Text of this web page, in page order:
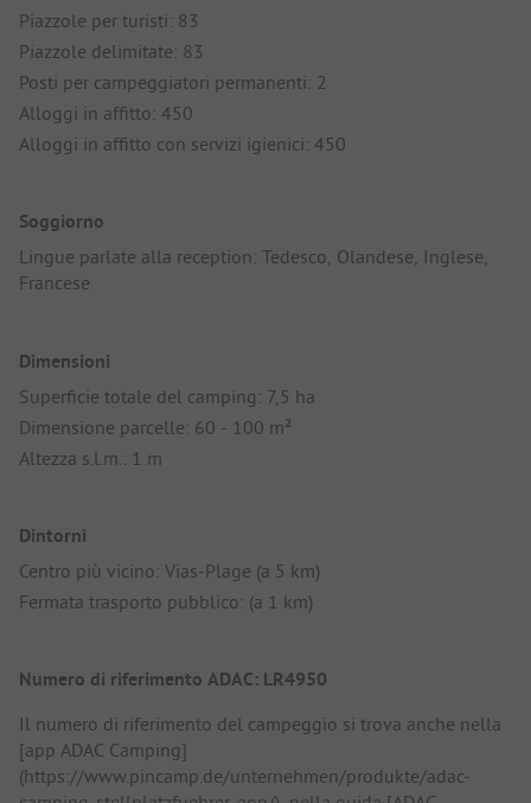
Piazzole per turisti: 83
Piazzole delimitate: 83
Posti per campeggiatori permanenti: 2
Alloggi in affitto: 450
Alloggi in affitto con servizi igienici: 450
Soggiorno
Lingue parlate alla reception: Tedesco, Olandese, Inglese,
Francese
Dimensioni
Superficie totale del camping: 7,5 ha
Dimensione parcelle: 60 - 100 m²
Altezza s.l.m.: 1 m
Dintorni
Centro più vicino: Vias-Plage (a 5 km)
Fermata trasporto pubblico: (a 1 km)
Numero di riferimento ADAC: LR4950
Il numero di riferimento del campeggio si trova anche nella
[app ADAC Camping]
(https://www.pincamp.de/unternehmen/produkte/adac-